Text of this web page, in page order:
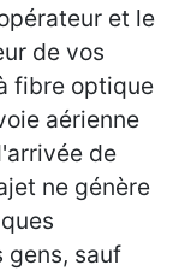
et le
de vos
fibre optique
aérienne
de
ne génère
sauf